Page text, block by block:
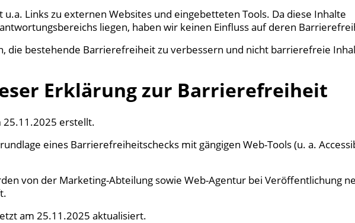
Links zu externen Websites und eingebetteten Tools. Da diese Inhalte
liegen, haben wir keinen Einfluss auf deren
die bestehende Barrierefreiheit zu verbessern und nicht barrierefreie
Erklärung zur Barrierefreiheit
25.11.2025 erstellt.
eines Barrierefreiheitschecks mit gängigen Web-Tools (u. a.
von der Marketing-Abteilung sowie Web-Agentur bei Veröffentlichung
am 25.11.2025 aktualisiert.